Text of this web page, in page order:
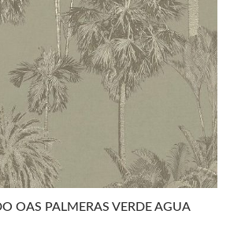
OAS PALMERAS VERDE AGUA